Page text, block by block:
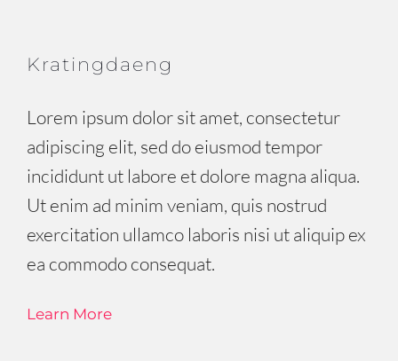
Kratingdaeng
Lorem ipsum dolor sit amet, consectetur
adipiscing elit, sed do eiusmod tempor
incididunt ut labore et dolore magna aliqua.
Ut enim ad minim veniam, quis nostrud
exercitation ullamco laboris nisi ut aliquip ex
ea commodo consequat.
Learn More